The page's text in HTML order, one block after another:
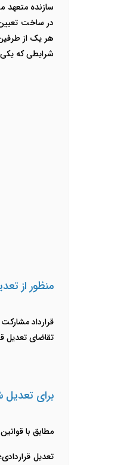
سازنده
در ساخت
هر یک از
شرایطی که
منظور از
قرارداد
تقاضای تعدیل
برای
مطابق با
تعدیل